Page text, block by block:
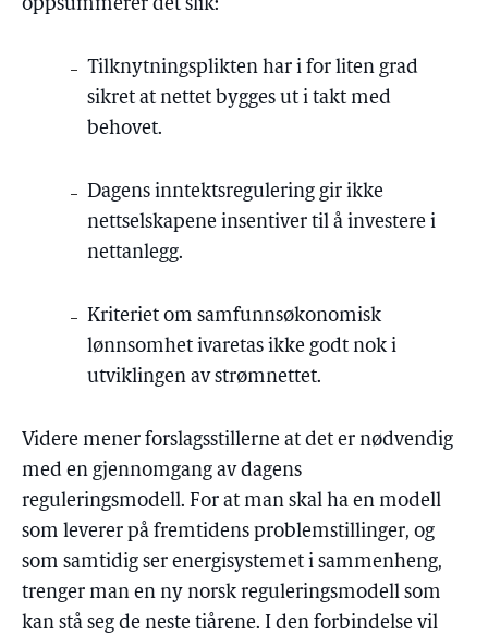
oppsummerer det slik:
Tilknytningsplikten har i for liten grad
sikret at nettet bygges ut i takt med
behovet.
Dagens inntektsregulering gir ikke
nettselskapene insentiver til å investere i
nettanlegg.
Kriteriet om samfunnsøkonomisk
lønnsomhet ivaretas ikke godt nok i
utviklingen av strømnettet.
Videre mener forslagsstillerne at det er nødvendig
med en gjennomgang av dagens
reguleringsmodell. For at man skal ha en modell
som leverer på fremtidens problemstillinger, og
som samtidig ser energisystemet i sammenheng,
trenger man en ny norsk reguleringsmodell som
kan stå seg de neste tiårene. I den forbindelse vil